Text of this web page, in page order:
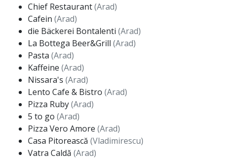
Chief Restaurant(Arad)
Cafein (Arad)
die Bäckerei Bontalenti (Arad)
La Bottega Beer&Grill (Arad)
Pasta (Arad)
Kaffeine (Arad)
Nissara's (Arad)
Lento Cafe & Bistro (Arad)
Pizza Ruby(Arad)
5 to go (Arad)
Pizza Vero Amore (Arad)
Casa Pitorească (Vladimirescu)
Vatra Caldă (Arad)